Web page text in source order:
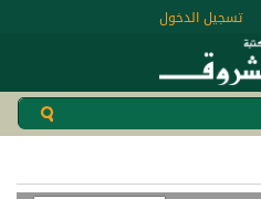
تسجيل الدخول